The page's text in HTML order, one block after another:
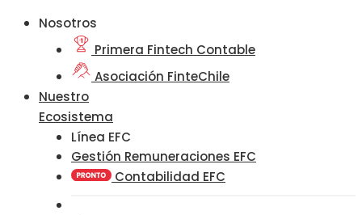
Nosotros
Primera Fintech Contable
Asociación FinteChile
Nuestro
Ecosistema
Línea EFC
Gestión Remuneraciones EFC
Contabilidad EFC